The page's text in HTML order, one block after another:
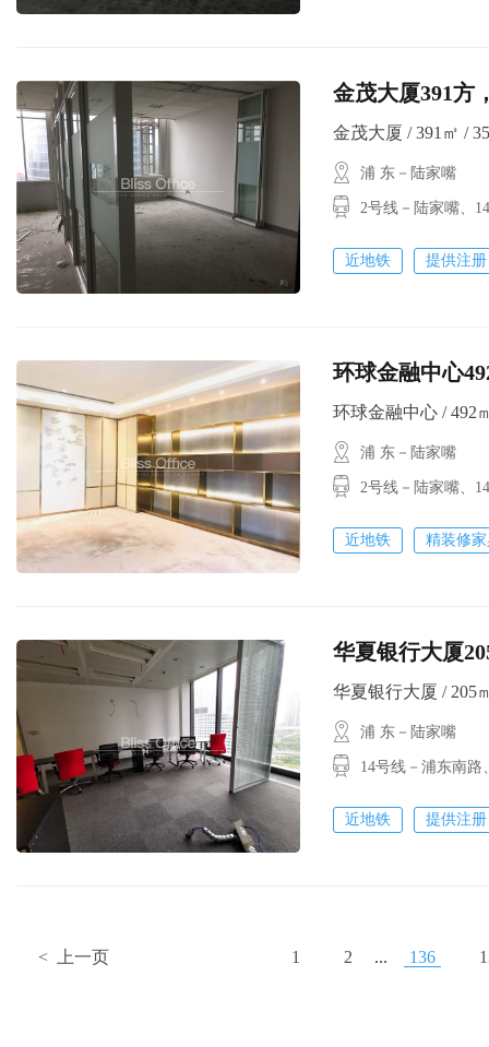
金茂大厦391方
金茂大厦 / 391㎡ /
浦 东－陆家嘴
2号线－陆家嘴
近地铁 提供注册
环球金融中心492
环球金融中心 / 492
浦 东－陆家嘴
2号线－陆家嘴
近地铁 精装修
华夏银行大厦205
华夏银行大厦 / 205
浦 东－陆家嘴
14号线－浦东南路
近地铁 提供注册
1 2 ... 136
< 上一页